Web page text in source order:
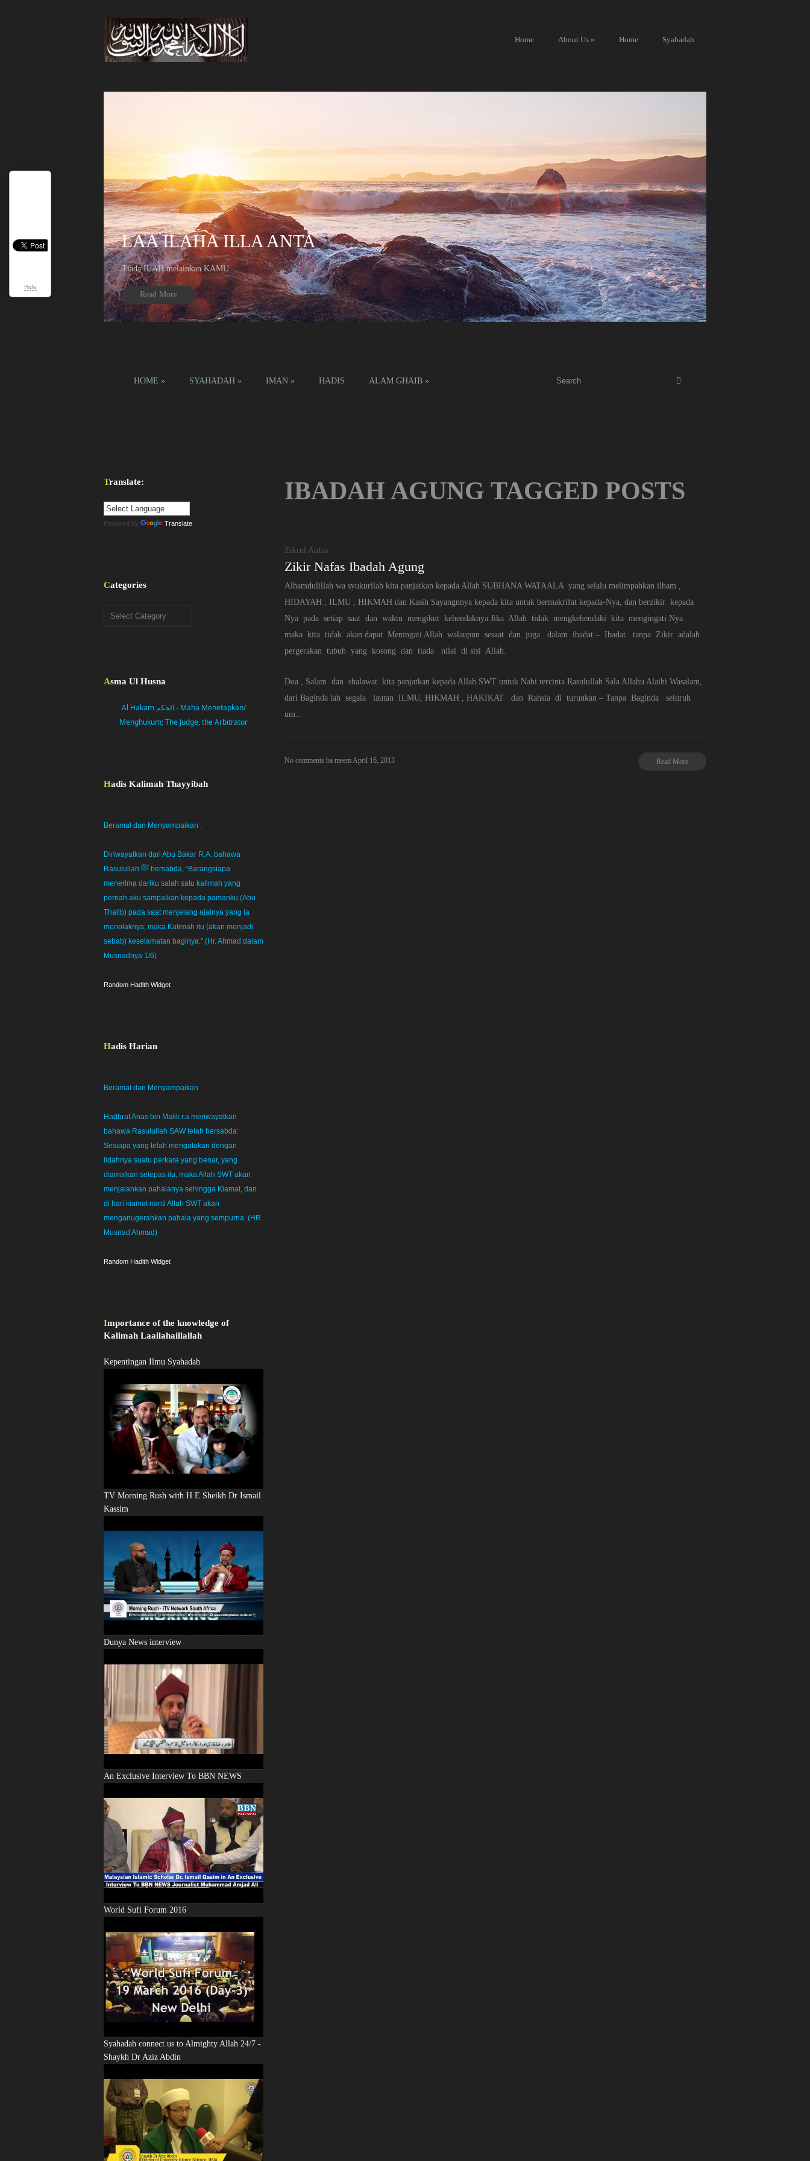
Home About Us » Home Syahadah
LAA ILAHA ILLA ANTA
Tiada ILAH melainkan KAMU
Read More
3 4
HOME » SYAHADAH » IMAN » HADIS ALAM GHAIB »
IBADAH AGUNG TAGGED POSTS
Zikrul Anfas
Zikir Nafas Ibadah Agung
Alhamdulillah wa syukurilah kita panjatkan kepada Allah SUBHANA WATAALA yang selalu melimpahkan ilham ,
HIDAYAH , ILMU , HIKMAH dan Kasih Sayangnnya kepada kita untuk bermakrifat kepada-Nya, dan berzikir kepada
Nya pada setiap saat dan waktu mengikut kehendaknya.Jika Allah tidak mengkehendaki kita mengingati Nya
maka kita tidak akan dapat Meningati Allah walaupun sesaat dan juga dalam ibadat – Ibadat tanpa Zikir adalah
pergerakan tubuh yang kosong dan tiada nilai di sisi Allah.
Doa , Salam dan shalawat kita panjatkan kepada Allah SWT untuk Nabi tercinta Rasulullah Sala Allahu Alaihi Wasalam,
dari Baginda lah segala lautan ILMU, HIKMAH , HAKIKAT dan Rahsia di turunkan – Tanpa Baginda seluruh
um...
No comments ba meem April 16, 2013 Read More
Translate:
Powered by Translate
Categories
Categories
Asma Ul Husna
Al Hakam الحكم - Maha Menetapkan/
Menghukum; The Judge, the Arbitrator
Hadis Kalimah Thayyibah
Beramal dan Menyampaikan :
Diriwayatkan dari Abu Bakar R.A. bahawa
Rasulullah ﷺ bersabda, “Barangsiapa
menerima dariku salah satu kalimah yang
pernah aku sampaikan kepada pamanku (Abu
Thalib) pada saat menjelang ajalnya yang ia
menolaknya, maka Kalimah itu (akan menjadi
sebab) keselamatan baginya.“ (Hr. Ahmad dalam
Musnadnya 1/6)
Random Hadith Widget
Hadis Harian
Beramal dan Menyampaikan :
Hadhrat Anas bin Malik r.a meriwayatkan
bahawa Rasulullah SAW telah bersabda:
Sesiapa yang telah mengatakan dengan
lidahnya suatu perkara yang benar, yang
diamalkan selepas itu, maka Allah SWT akan
menjalankan pahalanya sehingga Kiamat, dan
di hari kiamat nanti Allah SWT akan
menganugerahkan pahala yang sempurna. (HR
Musnad Ahmad)
Random Hadith Widget
Importance of the knowledge of
Kalimah Laailahaillallah
Kepentingan Ilmu Syahadah
TV Morning Rush with H.E Sheikh Dr Ismail
Kassim
Dunya News interview
An Exclusive Interview To BBN NEWS
World Sufi Forum 2016
Syahadah connect us to Almighty Allah 24/7 -
Shaykh Dr Aziz Abdin
Hide